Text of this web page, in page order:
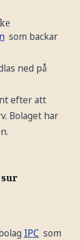
som backar
ned på
efter att
Bolaget har
IPC som